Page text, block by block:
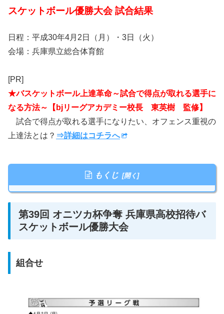
スケットボール優勝大会 試合結果
日程：平成30年4月2日（月）・3日（火）
会場：兵庫県立総合体育館
[PR]
★バスケットボール上達革命～試合で得点が取れる選手に
なる方法～【bjリーグアカデミー校長 東英樹 監修】
試合で得点が取れる選手になりたい、オフェンス重視の
上達法とは？ ⇒詳細はコチラへ
もくじ
第39回 オニツカ杯争奪 兵庫県高校招待バ
スケットボール優勝大会
組合せ